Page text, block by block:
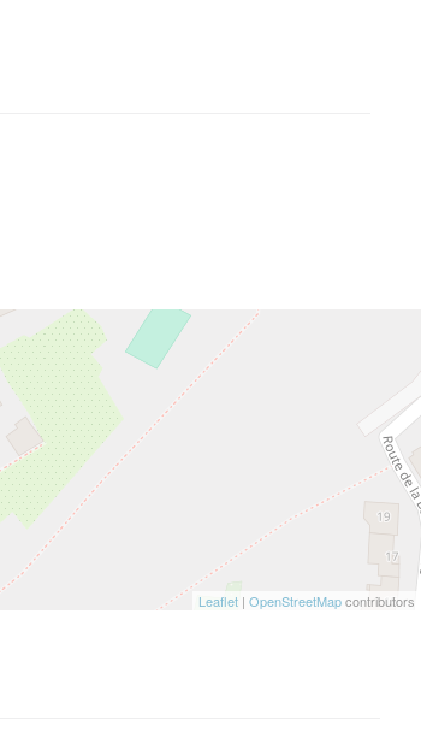
Leaflet | OpenStreetMapcontributors